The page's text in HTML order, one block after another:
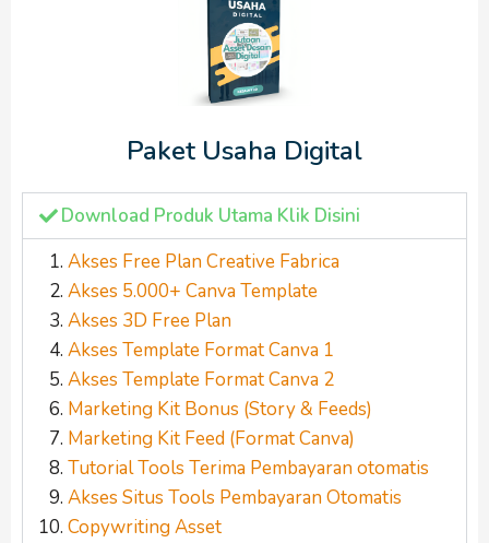
Paket Usaha Digital
Download Produk Utama Klik Disini
Akses Free Plan Creative Fabrica
Akses 5.000+ Canva Template
Akses 3D Free Plan
Akses Template Format Canva 1
Akses Template Format Canva 2
Marketing Kit Bonus (Story & Feeds)
Marketing Kit Feed (Format Canva)
Tutorial Tools Terima Pembayaran otomatis
Akses Situs Tools Pembayaran Otomatis
Copywriting Asset